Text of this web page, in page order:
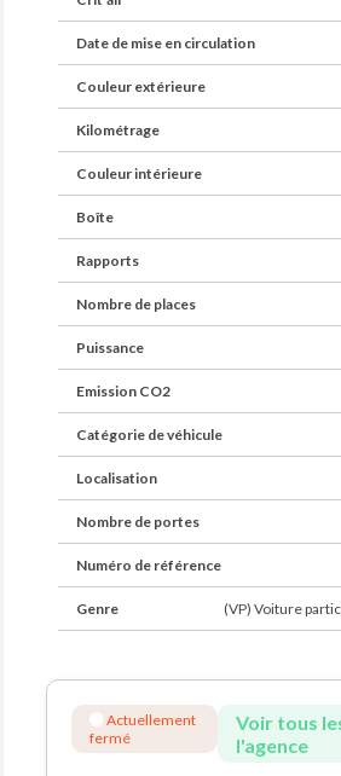
Date de mise en circulation
Couleur extérieure
Kilométrage
Couleur intérieure
Boîte
Rapports
Nombre de places
Puissance
Emission CO2
Catégorie de véhicule
Localisation
Nombre de portes
Numéro de référence
Genre (VP) Voiture
Actuellement
fermé
Voir tous
l'agence